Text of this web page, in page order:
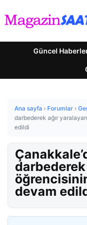
Güncel
Ana sayfa › Forumlar ›
darbederek ağır
edildi
devam